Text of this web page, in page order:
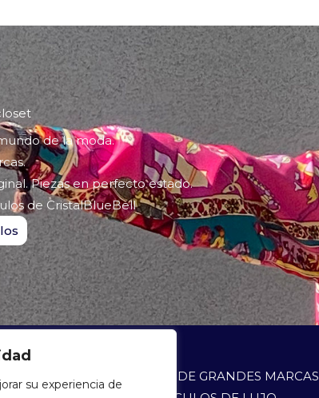
su experiencia de
de la moda.
Piezas en perfecto estado.
de CristalBlueBell
ARTÍCULOS DE GRANDES MARCAS